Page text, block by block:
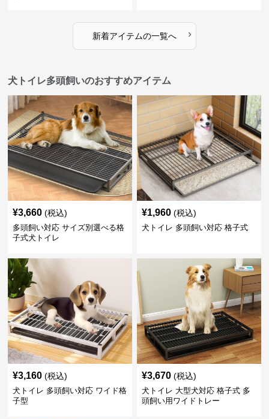
新着アイテムの一覧へ ›
犬トイレ多頭飼いのおすすめアイテム
¥3,660 (税込)
多頭飼い対応 サイズ別選べる格
子式犬トイレ
¥1,960 (税込)
犬トイレ 多頭飼い対応 格子式
¥3,160 (税込)
犬トイレ 多頭飼い対応 ワイド格
子型
¥3,670 (税込)
犬トイレ 大型犬対応 格子式 多
頭飼い用ワイドトレー